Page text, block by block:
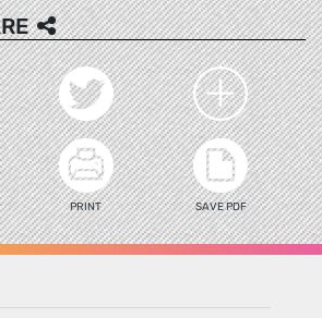
PRINT SAVE PDF